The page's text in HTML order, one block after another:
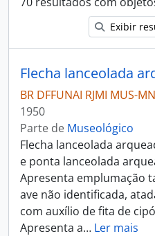
Exibir
Flecha lanceolada
BR DFFUNAI RJMI MUS-
1950
Parte de Museológico
Flecha lanceolada
e ponta lanceolada
Apresenta emplumação
ave não identificada,
com auxílio de fita de
Apresenta a… Ler mais